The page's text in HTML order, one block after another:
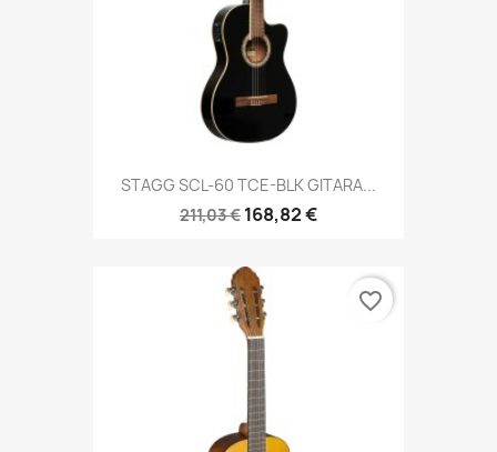
STAGG SCL-60 TCE-BLK GITARA...
211,03 € 168,82 €
favorite_border